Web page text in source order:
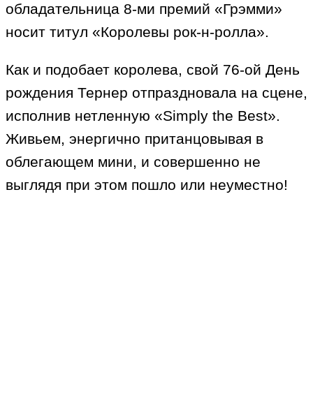
обладательница 8-ми премий «Грэмми»
носит титул «Королевы рок-н-ролла».
Как и подобает королева, свой 76-ой День
рождения Тернер отпраздновала на сцене,
исполнив нетленную «Simply the Best».
Живьем, энергично пританцовывая в
облегающем мини, и совершенно не
выглядя при этом пошло или неуместно!